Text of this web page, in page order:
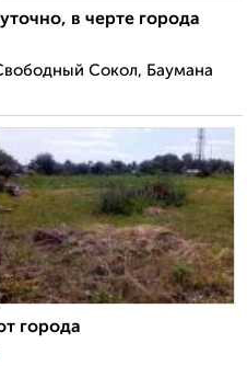
в черте города
Сокол, Баумана
города